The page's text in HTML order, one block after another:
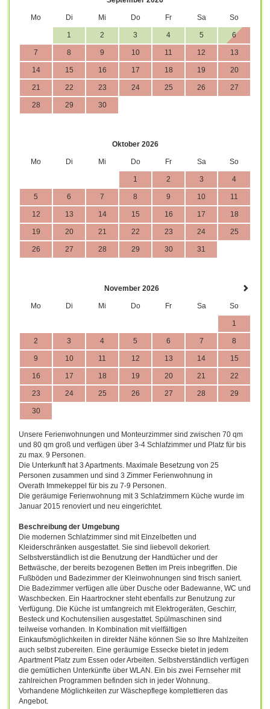
Mo Di Mi Do Fr Sa So
1 2 3 4 5 6
7 8 9 10 11 12 13
14 15 16 17 18 19 20
21 22 23 24 25 26 27
28 29 30
Oktober 2026
Mo Di Mi Do Fr Sa So
1 2 3 4
5 6 7 8 9 10 11
12 13 14 15 16 17 18
19 20 21 22 23 24 25
26 27 28 29 30 31
November 2026
Mo Di Mi Do Fr Sa So
1
2 3 4 5 6 7 8
9 10 11 12 13 14 15
16 17 18 19 20 21 22
23 24 25 26 27 28 29
30
Unsere Ferienwohnungen und Monteurzimmer sind zwischen 70 qm
und 80 qm groß und verfügen über 3-4 Schlafzimmer und Platz für bis
zu max. 9 Personen.
Die Unterkunft hat 3 Apartments. Maximale Besetzung von 25
Personen zusammen und sind 3 Zimmer Ferienwohnung in
Overath Immekeppel für bis zu 7-9 Personen.
Die geräumige Ferienwohnung mit 3 Schlafzimmern Küche wurde im
Januar 2015 renoviert und neu eingerichtet.
Beschreibung der Umgebung
Die modernen Schlafzimmer sind mit Einzelbetten und
Kleiderschränken ausgestattet. Sie sind liebevoll dekoriert.
Selbstverständlich ist die Benutzung der Handtücher und der
Bettwäsche, der bereits bezogenen Betten im Preis inbegriffen. Die
Fußböden und Badezimmer der Kleinwohnungen sind frisch saniert.
Die Badezimmer verfügen alle über Dusche oder Badewanne, WC und
Waschbecken. Ein Haartrockner steht ebenfalls zur Benutzung zur
Verfügung. Die Küche ist umfangreich mit Elektrogeräten, Geschirr,
Besteck und Kochutensilien ausgestattet. Spülmaschinen sind
teilweise vorhanden. In Kombination mit vielfältigen
Einkaufsmöglichkeiten in direkter Nähe können Sie so Ihre Mahlzeiten
auch selbst zubereiten. Eine geräumige Essecke bietet in jedem
Apartment Platz zum Essen oder Arbeiten. Selbstverständlich verfügen
die gemütlichen Unterkünfte über WLAN. Ein bis zwei Fernseher mit
zahlreichen Programmen befinden sich in jeder Wohnung.
Vorhandene Möglichkeiten zur Wäschepflege komplettieren das
Angebot.